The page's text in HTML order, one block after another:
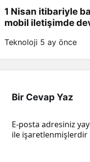
1 Nisan itibariyle
mobil iletişimde
Teknoloji 5 ay önce
Bir Cevap Yaz
E-posta adresiniz
ile işaretlenmişlerdir